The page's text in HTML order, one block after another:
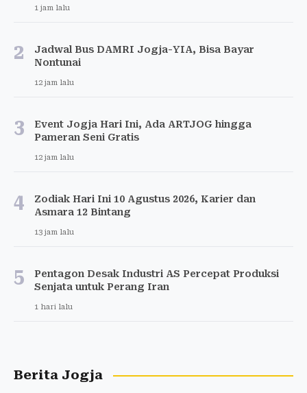
1 jam lalu
2
Jadwal Bus DAMRI Jogja-YIA, Bisa Bayar
Nontunai
12 jam lalu
3
Event Jogja Hari Ini, Ada ARTJOG hingga
Pameran Seni Gratis
12 jam lalu
4
Zodiak Hari Ini 10 Agustus 2026, Karier dan
Asmara 12 Bintang
13 jam lalu
5
Pentagon Desak Industri AS Percepat Produksi
Senjata untuk Perang Iran
1 hari lalu
Berita Jogja